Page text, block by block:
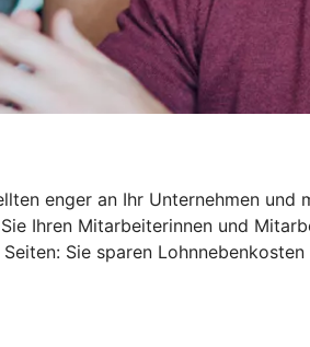
enger an Ihr Unternehmen
Ihren Mitarbeiterinnen und
Sie sparen